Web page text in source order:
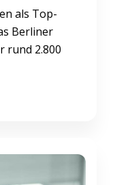
als Top-
Berliner
rund 2.800